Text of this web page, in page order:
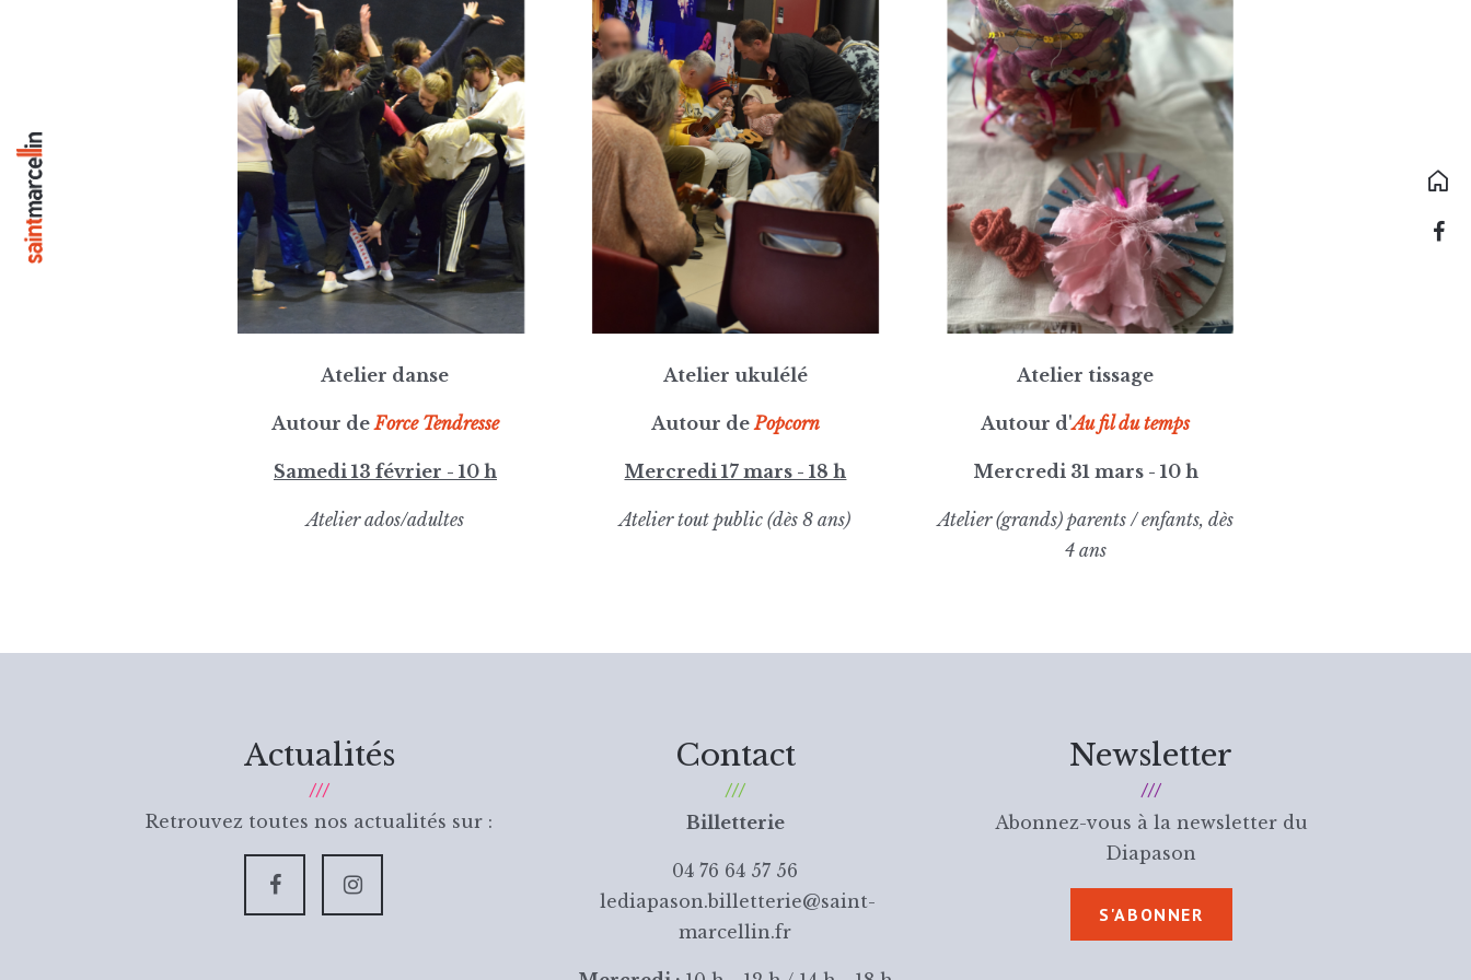
Atelier danse
Autour de Force Tendresse
Samedi 13 février - 10 h
Atelier ados/adultes
Atelier ukulélé
Autour de Popcorn
Mercredi 17 mars - 18 h
Atelier tout public (dès 8 ans)
Atelier tissage
Autour d'Au fil du temps
Mercredi 31 mars - 10 h
Atelier (grands) parents / enfants, dès
4 ans
Actualités
Retrouvez toutes nos actualités sur :
Contact
Billetterie
04 76 64 57 56
lediapason.billetterie@saint-
marcellin.fr
Newsletter
Abonnez-vous à la newsletter du
Diapason
S'ABONNER